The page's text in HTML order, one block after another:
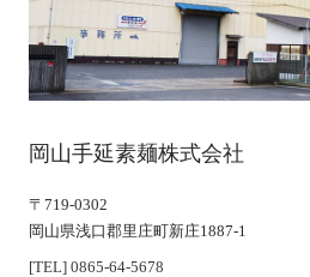
岡山手延素麺株式会社
〒719-0302
岡山県浅口郡里庄町新庄1887-1
[TEL] 0865-64-5678